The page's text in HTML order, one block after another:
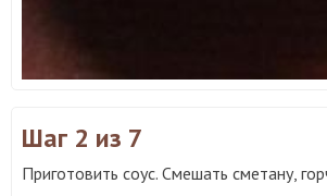
Шаг 2 из 7
Приготовить соус. Смешать сметану,